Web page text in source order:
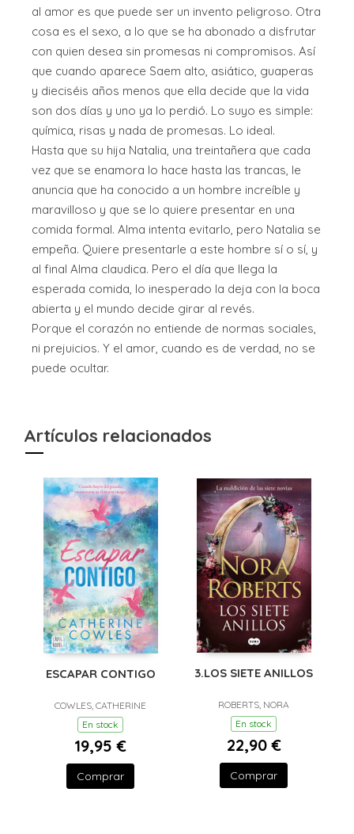
al amor es que puede ser un invento peligroso. Otra
cosa es el sexo, a lo que se ha abonado a disfrutar
con quien desea sin promesas ni compromisos. Así
que cuando aparece Saem alto, asiático, guaperas
y dieciséis años menos que ella decide que la vida
son dos días y uno ya lo perdió. Lo suyo es simple:
química, risas y nada de promesas. Lo ideal.
Hasta que su hija Natalia, una treintañera que cada
vez que se enamora lo hace hasta las trancas, le
anuncia que ha conocido a un hombre increíble y
maravilloso y que se lo quiere presentar en una
comida formal. Alma intenta evitarlo, pero Natalia se
empeña. Quiere presentarle a este hombre sí o sí, y
al final Alma claudica. Pero el día que llega la
esperada comida, lo inesperado la deja con la boca
abierta y el mundo decide girar al revés.
Porque el corazón no entiende de normas sociales,
ni prejuicios. Y el amor, cuando es de verdad, no se
puede ocultar.
Artículos relacionados
ESCAPAR CONTIGO
COWLES, CATHERINE
En stock
19,95 €
Comprar
3.LOS SIETE ANILLOS
ROBERTS, NORA
En stock
22,90 €
Comprar